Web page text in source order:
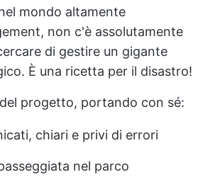
mondo altamente
non c'è assolutamente
di gestire un gigante
È una ricetta per il disastro!
progetto, portando con sé:
chiari e privi di errori
nel parco